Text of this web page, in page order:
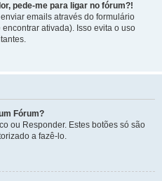
pede-me para ligar no fórum?!
emails através do formulário
ativada). Isso evita o uso
Fórum?
ou Responder. Estes botões só são
a fazê-lo.